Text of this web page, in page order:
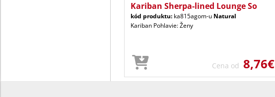
Kariban Sherpa-lined Lounge So
kód produktu: ka815agom-u Natural
Kariban Pohlavie: Ženy
Cena od 8,76€